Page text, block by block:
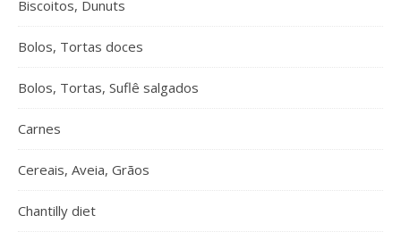
Biscoitos, Dunuts
Bolos, Tortas doces
Bolos, Tortas, Suflê salgados
Carnes
Cereais, Aveia, Grãos
Chantilly diet